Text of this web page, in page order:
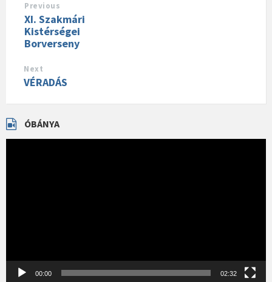
Previous
XI. Szakmári
Kistérségei
Borverseny
Next
VÉRADÁS
ÓBÁNYA
00:00 02:32